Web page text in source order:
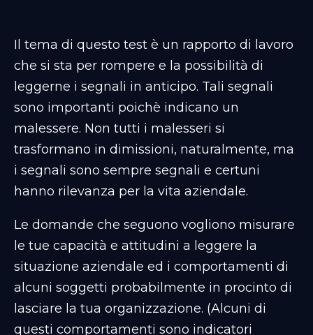
Il tema di questo test è un rapporto di lavoro
che si sta per rompere e la possibilità di
leggerne i segnali in anticipo. Tali segnali
sono importanti poichè indicano un
malessere. Non tutti i malesseri si
trasformano in dimissioni, naturalmente, ma
i segnali sono sempre segnali e certuni
hanno rilevanza per la vita aziendale.
Le domande che seguono vogliono misurare
le tue capacità e attitudini a leggere la
situazione aziendale ed i comportamenti di
alcuni soggetti probabilmente in procinto di
lasciare la tua organizzazione. (Alcuni di
questi comportamenti sono indicatori